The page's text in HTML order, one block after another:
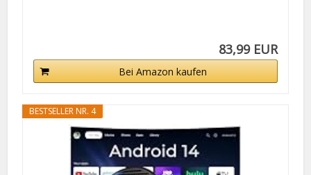
83,99 EUR
Bei Amazon kaufen
BESTSELLER NR. 4